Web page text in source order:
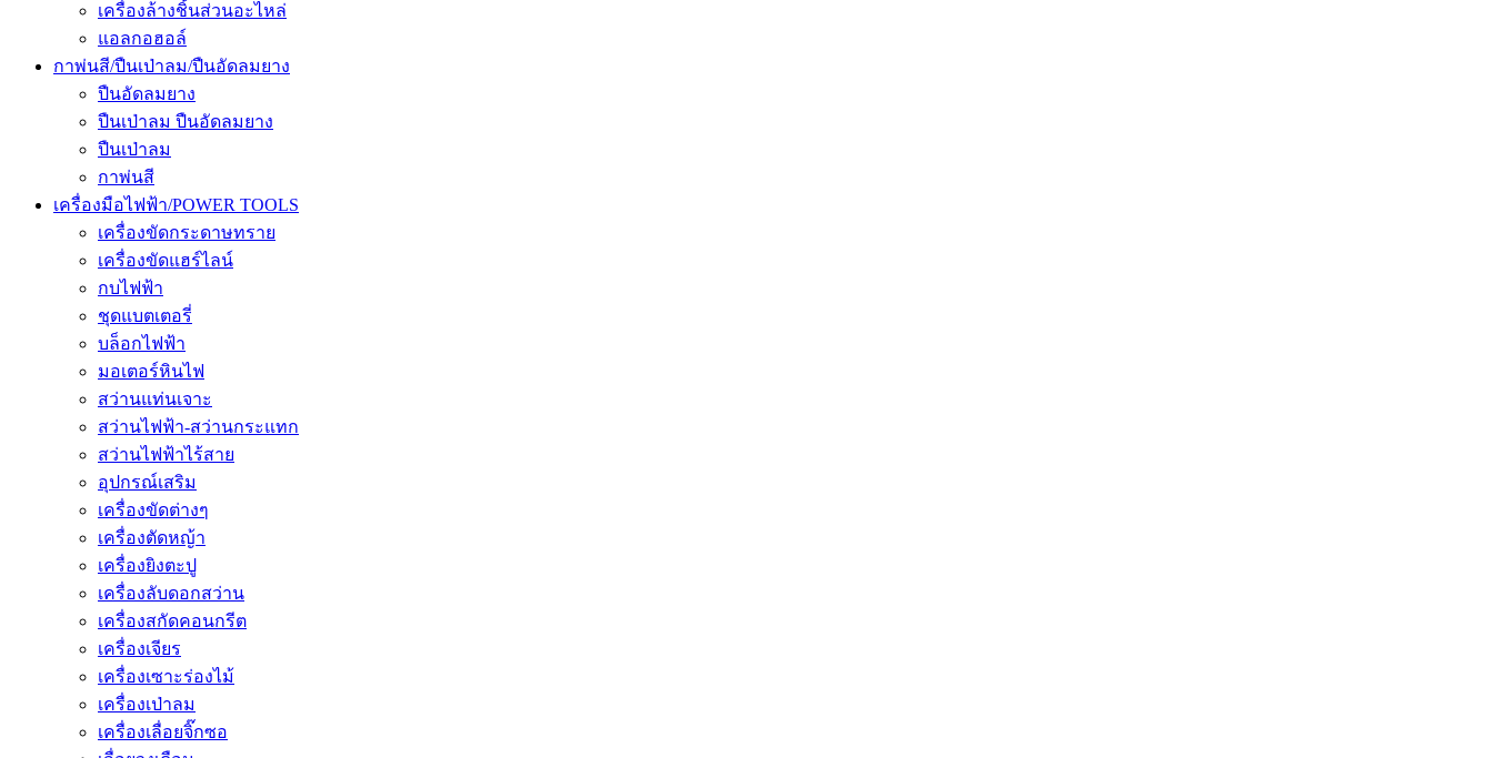
เครื่องล้างชิ้นส่วนอะไหล่
แอลกอฮอล์
กาพ่นสี/ปืนเป่าลม/ปืนอัดลมยาง
ปืนอัดลมยาง
ปืนเป่าลม ปืนอัดลมยาง
ปืนเป่าลม
กาพ่นสี
เครื่องมือไฟฟ้า/POWER TOOLS
เครื่องขัดกระดาษทราย
เครื่องขัดแฮร์ไลน์
กบไฟฟ้า
ชุดแบตเตอรี่
บล็อกไฟฟ้า
มอเตอร์หินไฟ
สว่านแท่นเจาะ
สว่านไฟฟ้า-สว่านกระแทก
สว่านไฟฟ้าไร้สาย
อุปกรณ์เสริม
เครื่องขัดต่างๆ
เครื่องตัดหญ้า
เครื่องยิงตะปู
เครื่องลับดอกสว่าน
เครื่องสกัดคอนกรีต
เครื่องเจียร
เครื่องเซาะร่องไม้
เครื่องเป่าลม
เครื่องเลื่อยจิ๊กซอ